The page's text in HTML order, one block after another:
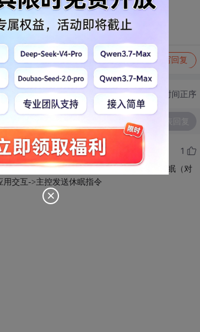
举报 写回复
切换为时间正序
1
感器，原则上需要主动发休眠指令让传感器休眠（对
交互->主控发送休眠指令